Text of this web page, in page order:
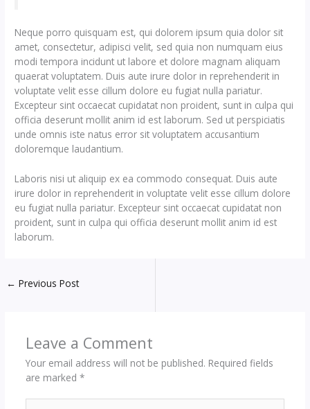
Neque porro quisquam est, qui dolorem ipsum quia dolor sit
amet, consectetur, adipisci velit, sed quia non numquam eius
modi tempora incidunt ut labore et dolore magnam aliquam
quaerat voluptatem. Duis aute irure dolor in reprehenderit in
voluptate velit esse cillum dolore eu fugiat nulla pariatur.
Excepteur sint occaecat cupidatat non proident, sunt in culpa qui
officia deserunt mollit anim id est laborum. Sed ut perspiciatis
unde omnis iste natus error sit voluptatem accusantium
doloremque laudantium.
Laboris nisi ut aliquip ex ea commodo consequat. Duis aute
irure dolor in reprehenderit in voluptate velit esse cillum dolore
eu fugiat nulla pariatur. Excepteur sint occaecat cupidatat non
proident, sunt in culpa qui officia deserunt mollit anim id est
laborum.
← Previous Post
Leave a Comment
Your email address will not be published. Required fields
are marked *